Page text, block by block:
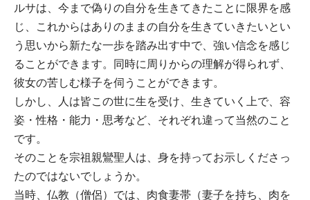
ルサは、今まで偽りの自分を生きてきたことに限界を感
じ、これからはありのままの自分を生きていきたいとい
う思いから新たな一歩を踏み出す中で、強い信念を感じ
ることができます。同時に周りからの理解が得られず、
彼女の苦しむ様子を伺うことができます。
しかし、人は皆この世に生を受け、生きていく上で、容
姿・性格・能力・思考など、それぞれ違って当然のこと
です。
そのことを宗祖親鸞聖人は、身を持ってお示しくださっ
たのではないでしょうか。
当時、仏教（僧侶）では、肉食妻帯（妻子を持ち、肉を